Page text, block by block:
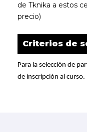
de Tknika a estos
precio)
Criterios de
Para la selección de
de inscripción al curso.